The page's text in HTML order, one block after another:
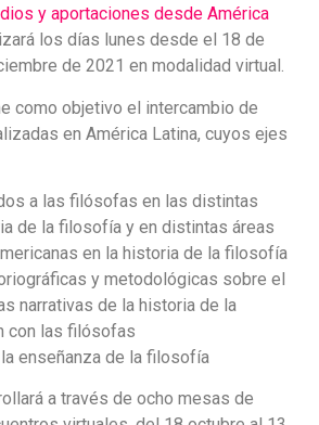
y aportaciones desde América
los días lunes desde el 18 de
de 2021 en modalidad virtual.
como objetivo el intercambio de
en América Latina, cuyos ejes
a las filósofas en las distintas
de la filosofía y en distintas áreas
en la historia de la filosofía
y metodológicas sobre el
narrativas de la historia de la
con las filósofas
enseñanza de la filosofía
a través de ocho mesas de